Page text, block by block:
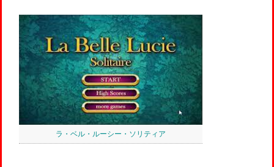
ラ・ベル・ルーシー・ソリティア